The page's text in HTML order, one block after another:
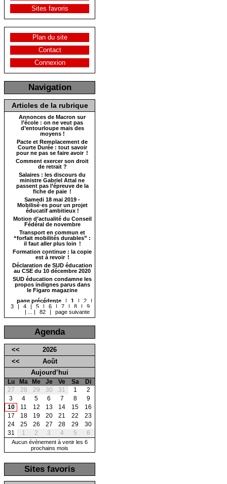
Sites favoris
Plan du site
Contact
Connexion
Navigation
Articles de la rubrique
Annonces de Macron sur
l’école : on ne veut pas
d’entourloupe mais des
moyens !
Pacte et Remplacement de
Courte Durée : tout savoir
pour ne pas se faire avoir !
Comment exercer son droit
de retrait ?
Salaires : les discours du
ministre Gabriel Attal ne
passent pas l’épreuve de la
fiche de paie !
Samedi 18 mai 2019 -
Mobilisé·es pour un projet
éducatif ambitieux !
Motion d’actualité du Conseil
Fédéral de novembre
Transport en commun et
“forfait mobilités durables” :
il faut aller plus loin !
Formation continue : la copie
est à revoir !
Déclaration de SUD éducation
au CSE du 10 décembre 2020
SUD éducation condamne les
propos indignes parus dans
le Figaro magazine
page précédente
| 1 | 2
|
3
| 4 | 5 | 6 | 7 | 8 |
9
|
| 82 | page suivante
Agenda
<<
2026
<<
Août
Aujourd’hui
Lu Ma Me Je Ve Sa
Di
27
28 29 30 31 1
2
3
4 5 6 7 8
9
10
11 12 13 14 15
16
17
18 19 20 21 22
23
24
25 26 27 28 29
30
31
1 2 3 4 5 6
Aucun évènement à venir les 6
prochains mois
Sites favoris